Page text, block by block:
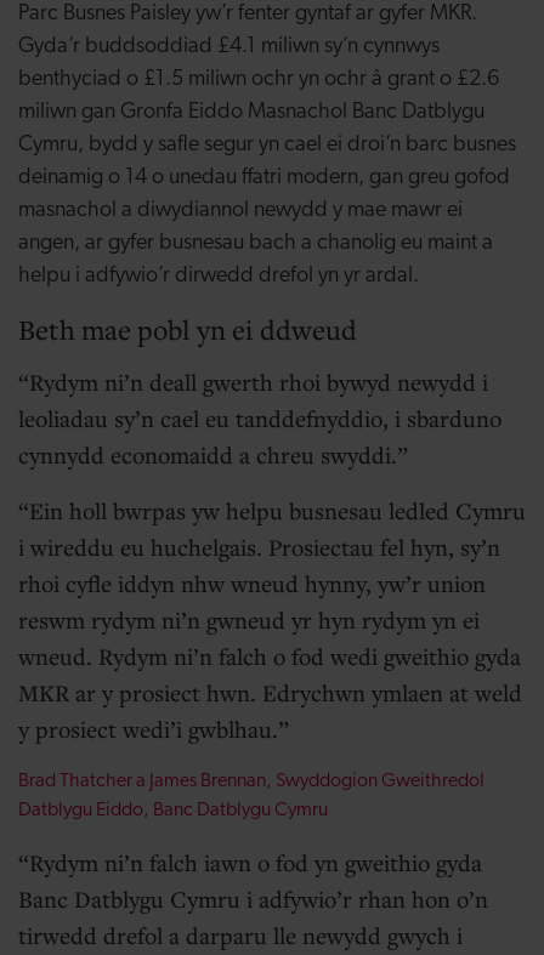
Parc Busnes Paisley yw’r fenter gyntaf ar gyfer MKR.
Gyda’r buddsoddiad £4.1 miliwn sy’n cynnwys
benthyciad o £1.5 miliwn ochr yn ochr â grant o £2.6
miliwn gan Gronfa Eiddo Masnachol Banc Datblygu
Cymru, bydd y safle segur yn cael ei droi’n barc busnes
deinamig o 14 o unedau ffatri modern, gan greu gofod
masnachol a diwydiannol newydd y mae mawr ei
angen, ar gyfer busnesau bach a chanolig eu maint a
helpu i adfywio’r dirwedd drefol yn yr ardal.
Beth mae pobl yn ei ddweud
Rydym ni’n deall gwerth rhoi bywyd newydd i
leoliadau sy’n cael eu tanddefnyddio, i sbarduno
cynnydd economaidd a chreu swyddi.
Ein holl bwrpas yw helpu busnesau ledled Cymru
i wireddu eu huchelgais. Prosiectau fel hyn, sy’n
rhoi cyfle iddyn nhw wneud hynny, yw’r union
reswm rydym ni’n gwneud yr hyn rydym yn ei
wneud. Rydym ni’n falch o fod wedi gweithio gyda
MKR ar y prosiect hwn. Edrychwn ymlaen at weld
y prosiect wedi’i gwblhau.
Brad Thatcher a James Brennan, Swyddogion Gweithredol
Datblygu Eiddo, Banc Datblygu Cymru
Rydym ni’n falch iawn o fod yn gweithio gyda
Banc Datblygu Cymru i adfywio’r rhan hon o’n
tirwedd drefol a darparu lle newydd gwych i